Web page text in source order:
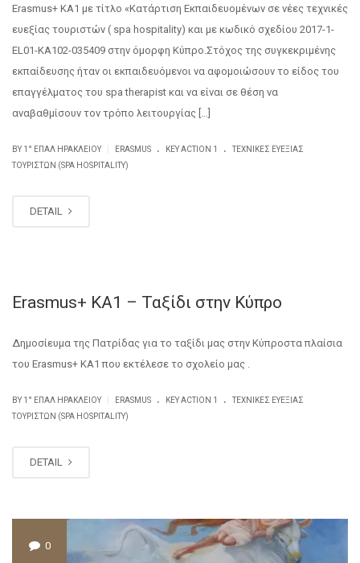
Erasmus+ ΚΑ1 με τίτλο «Κατάρτιση Εκπαιδευομένων σε νέες τεχνικές
ευεξίας τουριστών ( spa hospitality) και με κωδικό σχεδίου 2017-1-
EL01-ΚΑ102-035409 στην όμορφη Κύπρο.Στόχος της συγκεκριμένης
εκπαίδευσης ήταν οι εκπαιδευόμενοι να αφομοιώσουν το είδος του
επαγγέλματος του spa therapist και να είναι σε θέση να
αναβαθμίσουν τον τρόπο λειτουργίας […]
BY1° ΕΠΑΛ ΗΡΑΚΛΕΊΟΥ ERASMUS . KEY ACTION 1 .
ΤΕΧΝΙΚΈΣ ΕΥΕΞΊΑΣ
ΤΟΥΡΙΣΤΏΝ (SPA HOSPITALITY)
DETAIL
Erasmus+ KA1 – Ταξίδι στην Κύπρο
Δημοσίευμα της Πατρίδας για το ταξίδι μας στην Κύπροστα πλαίσια
του Erasmus+ KA1 που εκτέλεσε το σχολείο μας .
BY1° ΕΠΑΛ ΗΡΑΚΛΕΊΟΥ ERASMUS . KEY ACTION 1 .
ΤΕΧΝΙΚΈΣ ΕΥΕΞΊΑΣ
ΤΟΥΡΙΣΤΏΝ (SPA HOSPITALITY)
DETAIL
0